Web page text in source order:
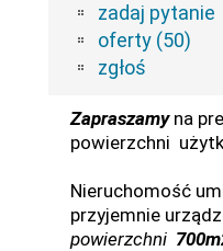
zadaj pytanie
oferty (50)
zgłoś
Zapraszamyna
powierzchni
Nieruchomość
przyjemnie
powierzchni 700